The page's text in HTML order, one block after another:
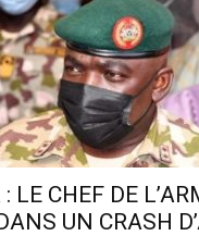
LE CHEF DE
UN CRASH